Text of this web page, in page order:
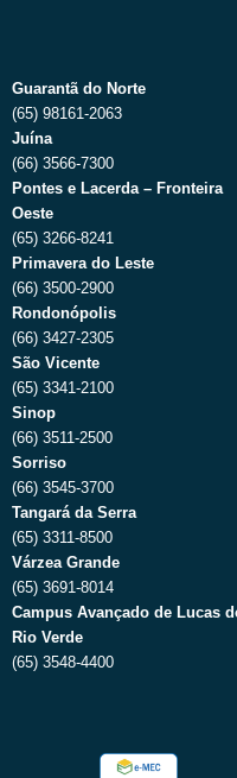
Guarantã do Norte
(65) 98161-2063
Juína
(66) 3566-7300
Pontes e Lacerda – Fronteira
Oeste
(65) 3266-8241
Primavera do Leste
(66) 3500-2900
Rondonópolis
(66) 3427-2305
São Vicente
(65) 3341-2100
Sinop
(66) 3511-2500
Sorriso
(66) 3545-3700
Tangará da Serra
(65) 3311-8500
Várzea Grande
(65) 3691-8014
Campus Avançado de Lucas
Rio Verde
(65) 3548-4400